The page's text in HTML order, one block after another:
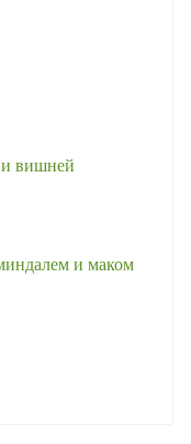
вишней
и маком